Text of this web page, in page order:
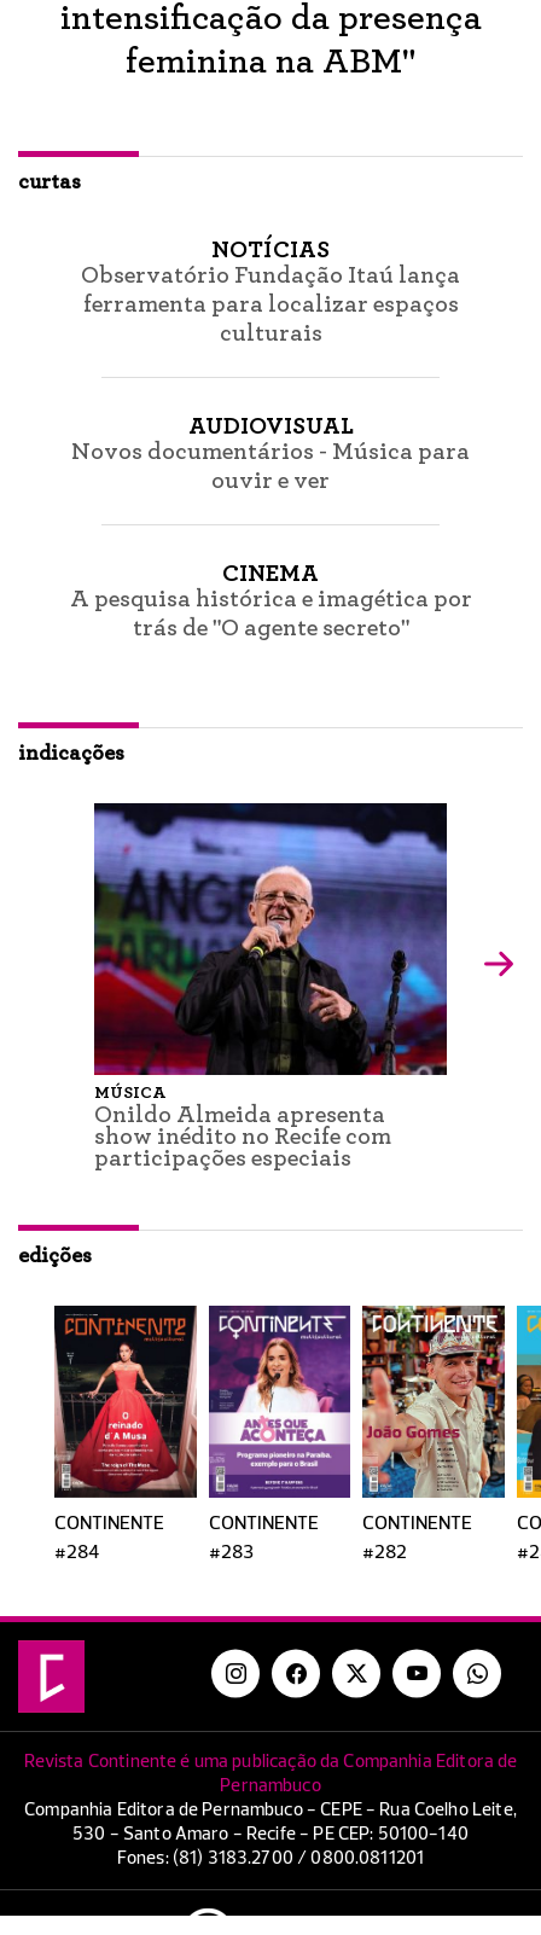
intensificação da presença
feminina na ABM"
curtas
NOTÍCIAS
Observatório Fundação Itaú lança
ferramenta para localizar espaços
culturais
AUDIOVISUAL
Novos documentários - Música para
ouvir e ver
CINEMA
A pesquisa histórica e imagética por
trás de "O agente secreto"
indicações
MÚSICA
Onildo Almeida apresenta
show inédito no Recife com
participações especiais
edições
CONTINENTE
#284
CONTINENTE
#283
CONTINENTE
#282
Revista Continente é uma publicação da Companhia Editora de
Pernambuco
Companhia Editora de Pernambuco - CEPE - Rua Coelho Leite,
530 - Santo Amaro - Recife - PE CEP: 50100-140
Fones: (81) 3183.2700 / 0800.0811201